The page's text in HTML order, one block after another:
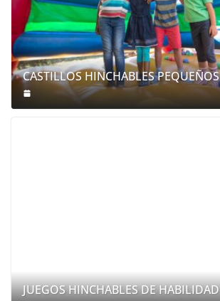
CASTILLOS HINCHABLES PEQUEÑOS
JUEGOS HINCHABLES DE HABILIDAD